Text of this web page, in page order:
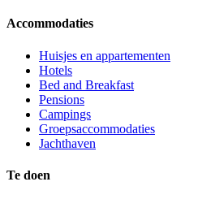
Accommodaties
Huisjes en appartementen
Hotels
Bed and Breakfast
Pensions
Campings
Groepsaccommodaties
Jachthaven
Te doen